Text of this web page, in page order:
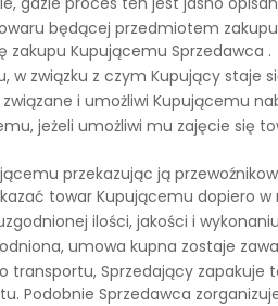
będącej przedmiotem
zakupu Kupującemu Sprzedawca .
w związku z czym Kupujący staje
i umożliwi Kupującemu
jeżeli umożliwi mu zajęcie
przekazując ją
towar Kupującemu dopiero
ilości, jakości i
umowa kupna zostaje
Sprzedający
Podobnie Sprzedawca